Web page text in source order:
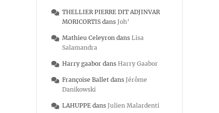
THELLIER PIERRE DIT ADJINVAR
MORICORTIS dans Joh’
Mathieu Celeyron dans Lisa
Salamandra
Harry gaabor dans Harry Gaabor
Françoise Ballet dans Jérôme
Danikowski
LAHUPPE dans Julien Malardenti